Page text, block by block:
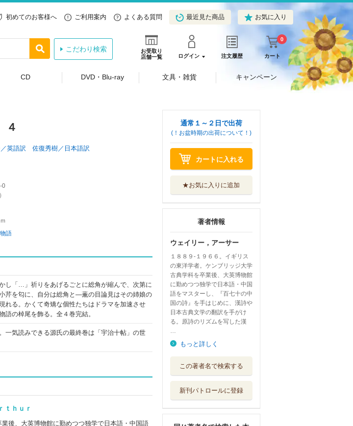
初めてのお客様へ ご利用案内 よくある質問 最近見た商品 お気に入り
お受取り
店舗一覧
ログイン 注文履歴 カート
0
こだわり検索
CD DVD・Blu-ray 文具・雑貨 キャンペーン
４
英語訳 佐復秀樹／日本語訳
0
）
語
し「…」祈りをあげるごとに総角が縮んで、次第に
芹を匂に、自分は総角と―薫の目論見はその姉娘の
れる。かくて奇矯な個性たちはドラマを加速させ
の棹尾を飾る。全４巻完結。
一気読みできる源氏の最終巻は「宇治十帖」の世
ｈｕｒ
後、大英博物館に勤めつつ独学で日本語・中国語
通常１～２日で出荷
(！お盆時期の出荷について！)
カートに入れる
★お気に入りに追加
著者情報
ウェイリー，アーサー
１８８９‐１９６６。イギリス
の東洋学者。ケンブリッジ大学
古典学科を卒業後、大英博物館
に勤めつつ独学で日本語・中国
語をマスターし、『百七十の中
国の詩』を手はじめに、漢詩や
日本古典文学の翻訳を手がけ
る。原詩のリズムを写した漢
…
もっと詳しく
この著者名で検索する
新刊パトロールに登録
の源氏物語 い...
正訳源氏物語 本
勉誠社 〔東京...